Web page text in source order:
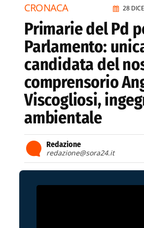
28
CRONACA
Primarie del Pd
Parlamento:
candidata del
comprensorio
Viscogliosi,
ambientale
Redazione
redazione@sora24.it